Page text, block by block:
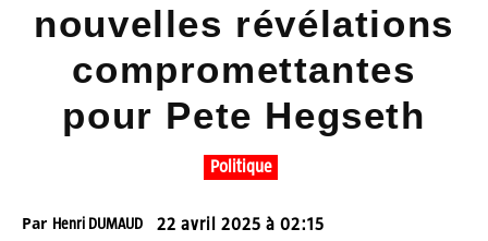
nouvelles révélations
compromettantes
pour Pete Hegseth
Politique
Par Henri DUMAUD 22 avril 2025 à 02:15